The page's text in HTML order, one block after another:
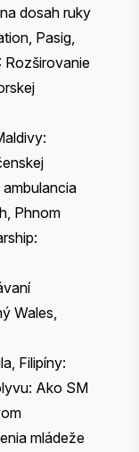
dosah ruky
Pasig,
Rozširovanie
Phnom
Wales,
Filipíny:
Ako SM
mládeže